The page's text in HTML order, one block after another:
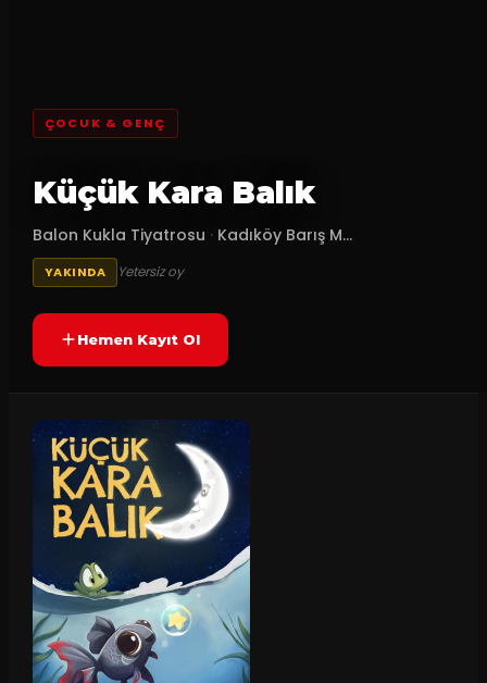
ÇOCUK & GENÇ
Küçük Kara Balık
Balon Kukla Tiyatrosu · Kadıköy Barış M...
YAKINDA Yetersiz oy
Hemen Kayıt Ol